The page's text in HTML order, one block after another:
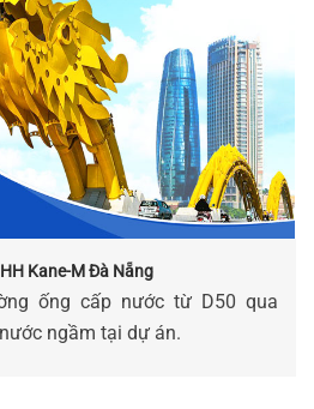
Kane-M Đà Nẵng
ống cấp nước từ D50 qua
ngầm tại dự án.